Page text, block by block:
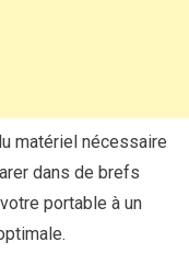
matériel nécessaire
dans de brefs
portable à un